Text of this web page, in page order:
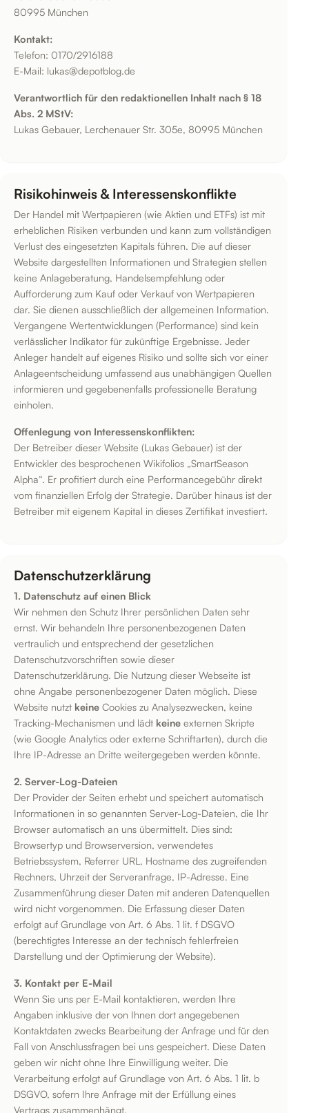
80995 München
Kontakt:
Telefon: 0170/2916188
E-Mail: lukas@depotblog.de
Verantwortlich für den redaktionellen Inhalt nach § 18
Abs. 2 MStV:
Lukas Gebauer, Lerchenauer Str. 305e, 80995 München
Risikohinweis & Interessenskonflikte
Der Handel mit Wertpapieren (wie Aktien und ETFs) ist mit
erheblichen Risiken verbunden und kann zum vollständigen
Verlust des eingesetzten Kapitals führen. Die auf dieser
Website dargestellten Informationen und Strategien stellen
keine Anlageberatung, Handelsempfehlung oder
Aufforderung zum Kauf oder Verkauf von Wertpapieren
dar. Sie dienen ausschließlich der allgemeinen Information.
Vergangene Wertentwicklungen (Performance) sind kein
verlässlicher Indikator für zukünftige Ergebnisse. Jeder
Anleger handelt auf eigenes Risiko und sollte sich vor einer
Anlageentscheidung umfassend aus unabhängigen Quellen
informieren und gegebenenfalls professionelle Beratung
einholen.
Offenlegung von Interessenskonflikten:
Der Betreiber dieser Website (Lukas Gebauer) ist der
Entwickler des besprochenen Wikifolios „SmartSeason
Alpha“. Er profitiert durch eine Performancegebühr direkt
vom finanziellen Erfolg der Strategie. Darüber hinaus ist der
Betreiber mit eigenem Kapital in dieses Zertifikat investiert.
Datenschutzerklärung
1. Datenschutz auf einen Blick
Wir nehmen den Schutz Ihrer persönlichen Daten sehr
ernst. Wir behandeln Ihre personenbezogenen Daten
vertraulich und entsprechend der gesetzlichen
Datenschutzvorschriften sowie dieser
Datenschutzerklärung. Die Nutzung dieser Webseite ist
ohne Angabe personenbezogener Daten möglich. Diese
Website nutzt keine Cookies zu Analysezwecken, keine
Tracking-Mechanismen und lädt keine externen Skripte
(wie Google Analytics oder externe Schriftarten), durch die
Ihre IP-Adresse an Dritte weitergegeben werden könnte.
2. Server-Log-Dateien
Der Provider der Seiten erhebt und speichert automatisch
Informationen in so genannten Server-Log-Dateien, die Ihr
Browser automatisch an uns übermittelt. Dies sind:
Browsertyp und Browserversion, verwendetes
Betriebssystem, Referrer URL, Hostname des zugreifenden
Rechners, Uhrzeit der Serveranfrage, IP-Adresse. Eine
Zusammenführung dieser Daten mit anderen Datenquellen
wird nicht vorgenommen. Die Erfassung dieser Daten
erfolgt auf Grundlage von Art. 6 Abs. 1 lit. f DSGVO
(berechtigtes Interesse an der technisch fehlerfreien
Darstellung und der Optimierung der Website).
3. Kontakt per E-Mail
Wenn Sie uns per E-Mail kontaktieren, werden Ihre
Angaben inklusive der von Ihnen dort angegebenen
Kontaktdaten zwecks Bearbeitung der Anfrage und für den
Fall von Anschlussfragen bei uns gespeichert. Diese Daten
geben wir nicht ohne Ihre Einwilligung weiter. Die
Verarbeitung erfolgt auf Grundlage von Art. 6 Abs. 1 lit. b
DSGVO, sofern Ihre Anfrage mit der Erfüllung eines
Vertrags zusammenhängt.